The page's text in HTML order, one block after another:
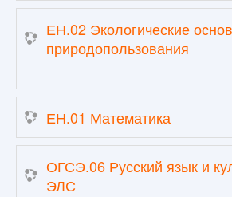
ЕН.02 Экологические
природопользования
ЕН.01 Математика
ОГСЭ.06 Русский язык и
ЭЛС